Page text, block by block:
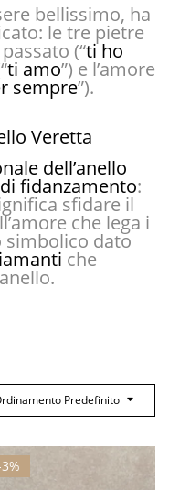
bellissimo, ha
le tre pietre
(“ti ho
ti amo”) e l’amore
sempre”).
Veretta
dell’anello
fidanzamento:
sfidare il
che lega i
simbolico dato
che
Predefinito